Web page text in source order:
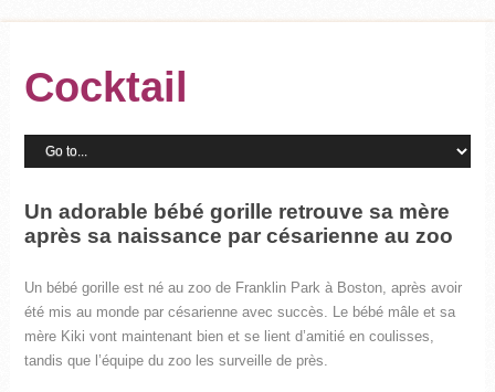
Cocktail
Un adorable bébé gorille retrouve sa mère
après sa naissance par césarienne au zoo
Un bébé gorille est né au zoo de Franklin Park à Boston, après avoir
été mis au monde par césarienne avec succès. Le bébé mâle et sa
mère Kiki vont maintenant bien et se lient d’amitié en coulisses,
tandis que l’équipe du zoo les surveille de près.